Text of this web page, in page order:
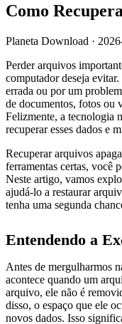
Como
Planeta Download ·
Perder arquivos
computador deseja
errada ou por um
de documentos, fotos ou
Felizmente, a tecnologia
recuperar esses dados e
Recuperar arquivos
ferramentas certas, você
Neste artigo, vamos
ajudá-lo a restaurar
tenha uma segunda
Entendendo a
Antes de mergulharmos
acontece quando um
arquivo, ele não é
disso, o espaço que ele
novos dados. Isso